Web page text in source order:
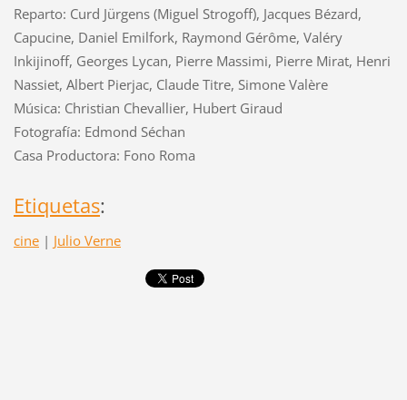
Reparto: Curd Jürgens (Miguel Strogoff), Jacques Bézard,
Capucine, Daniel Emilfork, Raymond Gérôme, Valéry
Inkijinoff, Georges Lycan, Pierre Massimi, Pierre Mirat, Henri
Nassiet, Albert Pierjac, Claude Titre, Simone Valère
Música: Christian Chevallier, Hubert Giraud
Fotografía: Edmond Séchan
Casa Productora: Fono Roma
Etiquetas:
cine | Julio Verne